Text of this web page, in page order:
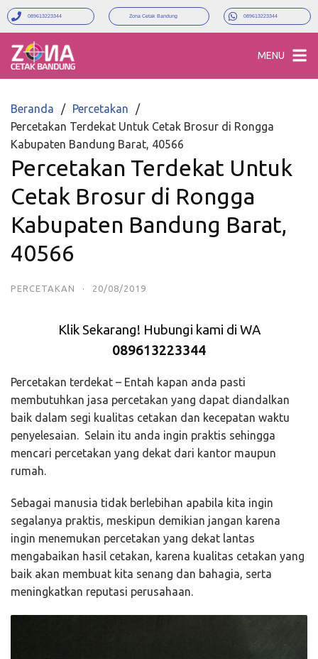
089613223344 Zona Cetak Bandung 089613223344
MENU
Beranda
Percetakan
Percetakan Terdekat Untuk Cetak Brosur di Rongga
Kabupaten Bandung Barat, 40566
Percetakan Terdekat Untuk
Cetak Brosur di Rongga
Kabupaten Bandung Barat,
40566
PERCETAKAN · 20/08/2019
Klik Sekarang! Hubungi kami di WA
089613223344
Percetakan terdekat – Entah kapan anda pasti
membutuhkan jasa percetakan yang dapat diandalkan
baik dalam segi kualitas cetakan dan kecepatan waktu
penyelesaian. Selain itu anda ingin praktis sehingga
mencari percetakan yang dekat dari kantor maupun
rumah.
Sebagai manusia tidak berlebihan apabila kita ingin
segalanya praktis, meskipun demikian jangan karena
ingin menemukan percetakan yang dekat lantas
mengabaikan hasil cetakan, karena kualitas cetakan yang
baik akan membuat kita senang dan bahagia, serta
meningkatkan reputasi perusahaan.